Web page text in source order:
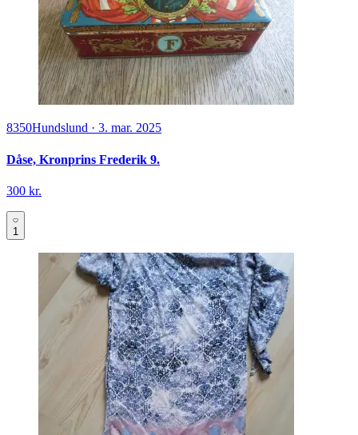
8350Hundslund · 3. mar. 2025
Dåse, Kronprins Frederik 9.
300 kr.
1